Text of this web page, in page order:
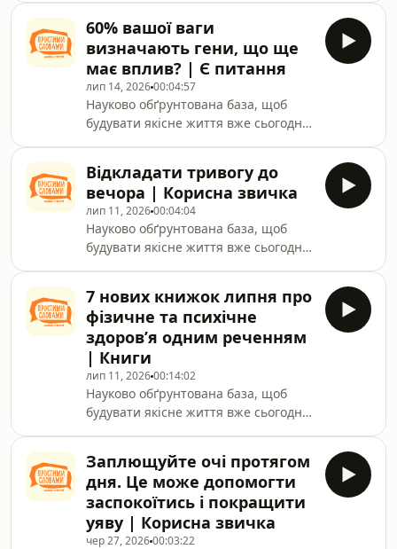
coffee, YouTube та Apple Podcasts+ за
посиланням:
https://linktr.ee/pryvit.prostymy.slovamy
60% вашої ваги
визначають гени, що ще
має вплив? | Є питання
лип 14, 202600:04:57
Науково обґрунтована база, щоб
будувати якісне життя вже сьогодні.
coffee, YouTube та Apple Podcasts+ за
посиланням:
https://linktr.ee/pryvit.prostymy.slovamy
Відкладати тривогу до
вечора | Корисна звичка
лип 11, 202600:04:04
Науково обґрунтована база, щоб
будувати якісне життя вже сьогодні.
coffee, YouTube та Apple Podcasts+ за
посиланням:
https://linktr.ee/pryvit.prostymy.slovamy
7 нових книжок липня про
фізичне та психічне
здоровʼя одним реченням
| Книги
лип 11, 202600:14:02
Науково обґрунтована база, щоб
будувати якісне життя вже сьогодні.
coffee, YouTube та Apple Podcasts+ за
посиланням:
https://linktr.ee/pryvit.prostymy.slovamy
Заплющуйте очі протягом
дня. Це може допомогти
заспокоїтись і покращити
уяву | Корисна звичка
чер 27, 202600:03:22